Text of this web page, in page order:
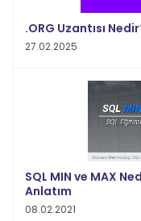
.ORG Uzantısı
27.02.2025
SQL MIN ve MAX
Anlatım
08.02.2021